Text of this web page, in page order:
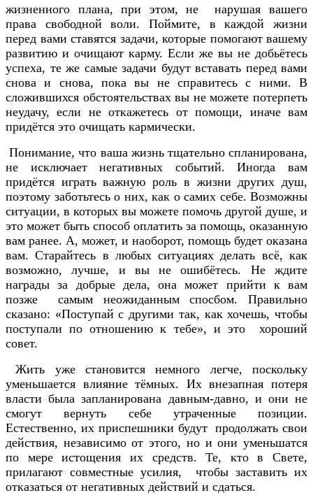
жизненного плана, при этом, не нарушая вашего
права свободной воли. Поймите, в каждой жизни
перед вами ставятся задачи, которые помогают вашему
развитию и очищают карму. Если же вы не добьётесь
успеха, те же самые задачи будут вставать перед вами
снова и снова, пока вы не справитесь с ними. В
сложившихся обстоятельствах вы не можете потерпеть
неудачу, если не откажетесь от помощи, иначе вам
придётся это очищать кармически.
Понимание, что ваша жизнь тщательно спланирована,
не исключает негативных событий. Иногда вам
придётся играть важную роль в жизни других душ,
поэтому заботьтесь о них, как о самих себе. Возможны
ситуации, в которых вы можете помочь другой душе, и
это может быть способ оплатить за помощь, оказанную
вам ранее. А, может, и наоборот, помощь будет оказана
вам. Старайтесь в любых ситуациях делать всё, как
возможно, лучше, и вы не ошибётесь. Не ждите
награды за добрые дела, она может прийти к вам
позже самым неожиданным спосбом. Правильно
сказано: «Поступай с другими так, как хочешь, чтобы
поступали по отношению к тебе», и это хороший
совет.
Жить уже становится немного легче, поскольку
уменьшается влияние тёмных. Их внезапная потеря
власти была запланирована давным-давно, и они не
смогут вернуть себе утраченные позиции.
Естественно, их приспешники будут продолжать свои
действия, независимо от этого, но и они уменьшатся
по мере истощения их средств. Те, кто в Свете,
прилагают совместные усилия, чтобы заставить их
отказаться от негативных действий и сдаться.